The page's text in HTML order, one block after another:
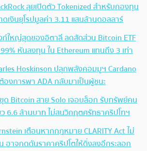
ลุยเปิดตัว Tokenized สำหรับกองทุน
ดเงินยุโรปมูลค่า 3.11 แสนล้านดอลลาร์
ก์ใหญ่สุดของอิตาลี ลดสัดส่วน Bitcoin ETF
หันลงทุน ใน Ethereum แทนถึง 3 เท่า
Hoskinson ปลุกพลังคอมมูฯ Cardano
องการพา ADA กลับมาเป็นผู้ชนะ
ด Bitcoin สาย Solo เจอบล็อก รับทรัพย์คน
ว 6.6 ล้านบาท ไม่สนวิกฤตศรัทธาคริปโทฯ
เตือนหากกฎหมาย CLARITY Act ไม่
อาจกดดันราคาคริปโตให้ดิ่งลงอีกระลอก